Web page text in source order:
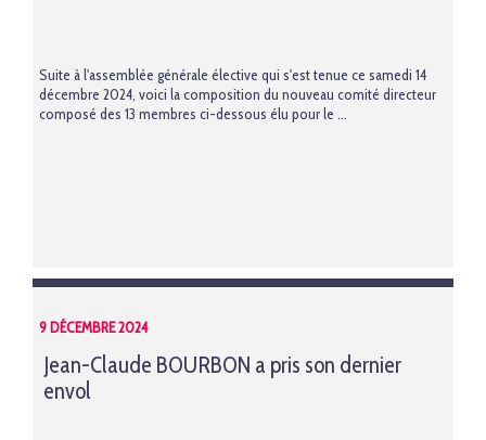
Suite à l'assemblée générale élective qui s'est tenue ce samedi 14
décembre 2024, voici la composition du nouveau comité directeur
composé des 13 membres ci-dessous élu pour le ...
9 DÉCEMBRE 2024
Jean-Claude BOURBON a pris son dernier
envol